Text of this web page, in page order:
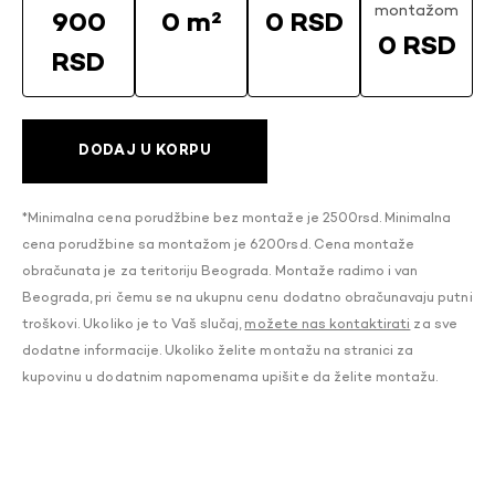
900
RSD
0 m² 0 RSD
montažom
0 RSD
DODAJ U KORPU
*Minimalna cena porudžbine bez montaže je 2500rsd. Minimalna
cena porudžbine sa montažom je 6200rsd. Cena montaže
obračunata je za teritoriju Beograda. Montaže radimo i van
Beograda, pri čemu se na ukupnu cenu dodatno obračunavaju putni
troškovi. Ukoliko je to Vaš slučaj, možete nas kontaktirati za sve
dodatne informacije. Ukoliko želite montažu na stranici za
kupovinu u dodatnim napomenama upišite da želite montažu.